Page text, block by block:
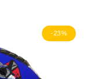
-23%